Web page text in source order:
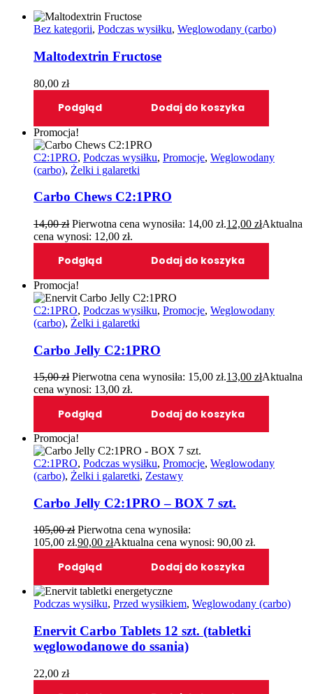
Bez kategorii, Podczas wysiłku, Weglowodany (carbo)
Maltodextrin Fructose
80,00 zł
Podgląd Dodaj do koszyka
Promocja!
C2:1PRO, Podczas wysiłku, Promocje, Weglowodany
(carbo), Żelki i galaretki
Carbo Chews C2:1PRO
14,00zł Pierwotna cena wynosiła: 14,00 zł.12,00 złAktualna
cena wynosi: 12,00 zł.
Podgląd Dodaj do koszyka
Promocja!
C2:1PRO, Podczas wysiłku, Promocje, Weglowodany
(carbo), Żelki i galaretki
Carbo Jelly C2:1PRO
15,00zł Pierwotna cena wynosiła: 15,00 zł.13,00 złAktualna
cena wynosi: 13,00 zł.
Podgląd Dodaj do koszyka
Promocja!
C2:1PRO, Podczas wysiłku, Promocje, Weglowodany
(carbo), Żelki i galaretki, Zestawy
Carbo Jelly C2:1PRO – BOX 7 szt.
105,00zł Pierwotna cena wynosiła:
105,00 zł.90,00 złAktualna cena wynosi: 90,00 zł.
Podgląd Dodaj do koszyka
Podczas wysiłku, Przed wysiłkiem, Weglowodany (carbo)
Enervit Carbo Tablets 12 szt. (tabletki
węglowodanowe do ssania)
22,00 zł